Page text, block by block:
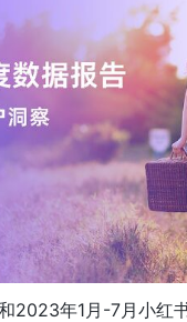
2023年1月-7月小红